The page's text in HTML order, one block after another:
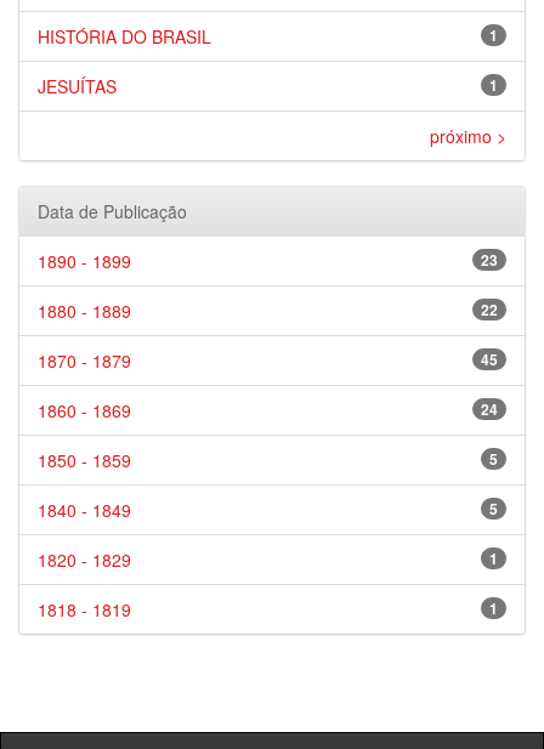
1
HISTÓRIA DO BRASIL
1
JESUÍTAS
próximo >
Data de Publicação
23
1890 - 1899
22
1880 - 1889
45
1870 - 1879
24
1860 - 1869
5
1850 - 1859
5
1840 - 1849
1
1820 - 1829
1
1818 - 1819